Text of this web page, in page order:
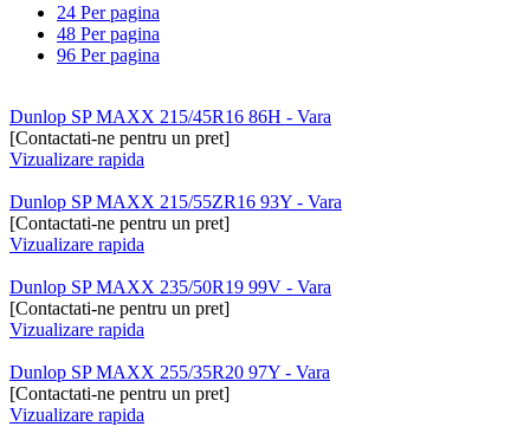
24 Per pagina
48 Per pagina
96 Per pagina
Dunlop SP MAXX 215/45R16 86H - Vara
[Contactati-ne pentru un pret]
Vizualizare rapida
Dunlop SP MAXX 215/55ZR16 93Y - Vara
[Contactati-ne pentru un pret]
Vizualizare rapida
Dunlop SP MAXX 235/50R19 99V - Vara
[Contactati-ne pentru un pret]
Vizualizare rapida
Dunlop SP MAXX 255/35R20 97Y - Vara
[Contactati-ne pentru un pret]
Vizualizare rapida